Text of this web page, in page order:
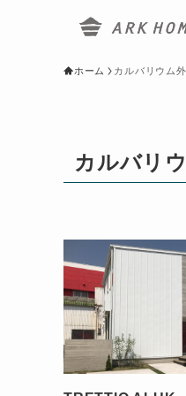
ホーム カルバリウム
カルバリ